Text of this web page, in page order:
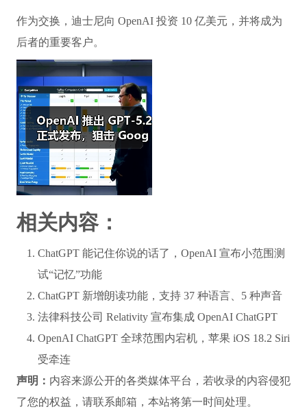
作为交换，迪士尼向 OpenAI 投资 10 亿美元，并将成为
后者的重要客户。
相关内容：
ChatGPT 能记住你说的话了，OpenAI 宣布小范围测
试“记忆”功能
ChatGPT 新增朗读功能，支持 37 种语言、5 种声音
法律科技公司 Relativity 宣布集成 OpenAI ChatGPT
OpenAI ChatGPT 全球范围内宕机，苹果 iOS 18.2 Siri
受牵连
声明： 内容来源公开的各类媒体平台，若收录的内容侵犯
了您的权益，请联系邮箱，本站将第一时间处理。